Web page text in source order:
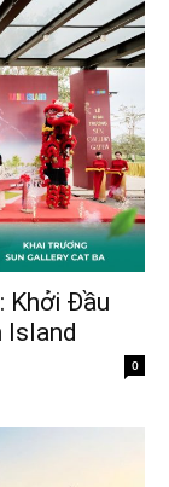
Khởi Đầu
Island
0